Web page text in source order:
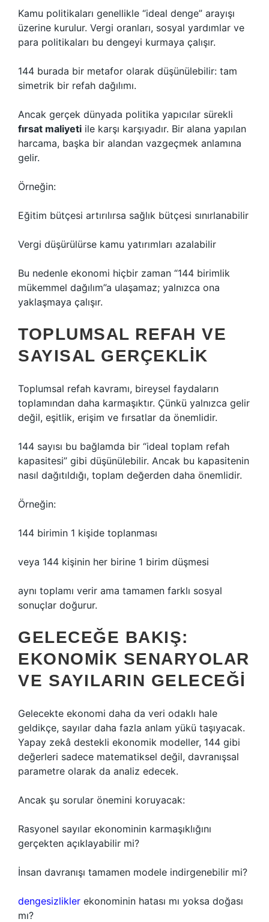
Kamu politikaları genellikle “ideal denge” arayışı
üzerine kurulur. Vergi oranları, sosyal yardımlar ve
para politikaları bu dengeyi kurmaya çalışır.
144 burada bir metafor olarak düşünülebilir: tam
simetrik bir refah dağılımı.
Ancak gerçek dünyada politika yapıcılar sürekli
fırsat maliyeti ile karşı karşıyadır. Bir alana yapılan
harcama, başka bir alandan vazgeçmek anlamına
gelir.
Örneğin:
Eğitim bütçesi artırılırsa sağlık bütçesi sınırlanabilir
Vergi düşürülürse kamu yatırımları azalabilir
Bu nedenle ekonomi hiçbir zaman “144 birimlik
mükemmel dağılım”a ulaşamaz; yalnızca ona
yaklaşmaya çalışır.
TOPLUMSAL REFAH VE
SAYISAL GERÇEKLIK
Toplumsal refah kavramı, bireysel faydaların
toplamından daha karmaşıktır. Çünkü yalnızca gelir
değil, eşitlik, erişim ve fırsatlar da önemlidir.
144 sayısı bu bağlamda bir “ideal toplam refah
kapasitesi” gibi düşünülebilir. Ancak bu kapasitenin
nasıl dağıtıldığı, toplam değerden daha önemlidir.
Örneğin:
144 birimin 1 kişide toplanması
veya 144 kişinin her birine 1 birim düşmesi
aynı toplamı verir ama tamamen farklı sosyal
sonuçlar doğurur.
GELECEĞE BAKIŞ:
EKONOMIK SENARYOLAR
VE SAYILARIN GELECEĞI
Gelecekte ekonomi daha da veri odaklı hale
geldikçe, sayılar daha fazla anlam yükü taşıyacak.
Yapay zekâ destekli ekonomik modeller, 144 gibi
değerleri sadece matematiksel değil, davranışsal
parametre olarak da analiz edecek.
Ancak şu sorular önemini koruyacak:
Rasyonel sayılar ekonominin karmaşıklığını
gerçekten açıklayabilir mi?
İnsan davranışı tamamen modele indirgenebilir mi?
dengesizlikler ekonominin hatası mı yoksa doğası
mı?